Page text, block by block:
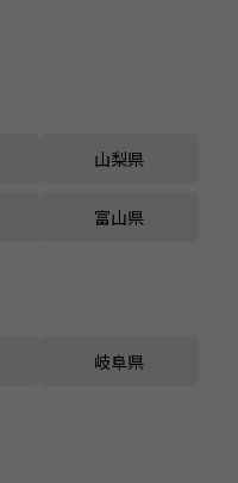
山梨県
富山県
岐阜県